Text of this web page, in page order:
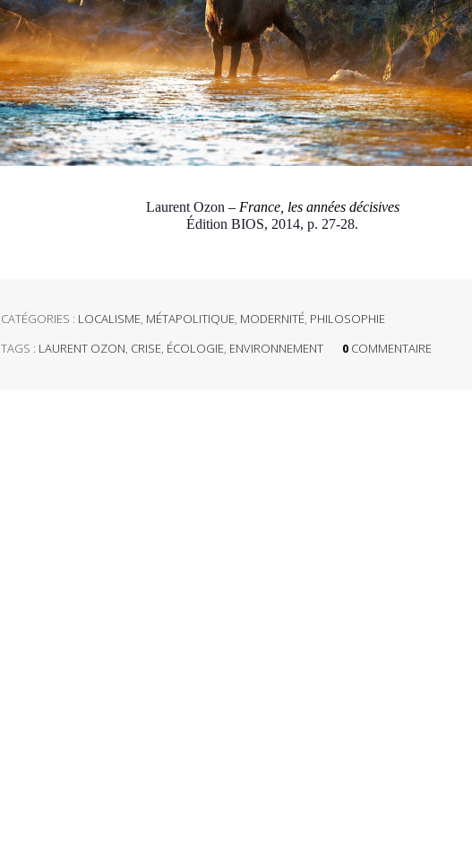
Laurent Ozon – France, les années décisives
Édition BIOS, 2014, p. 27-28.
CATÉGORIES : LOCALISME, MÉTAPOLITIQUE, MODERNITÉ, PHILOSOPHIE
TAGS : LAURENT OZON, CRISE, ÉCOLOGIE, ENVIRONNEMENT 0 COMMENTAIRE